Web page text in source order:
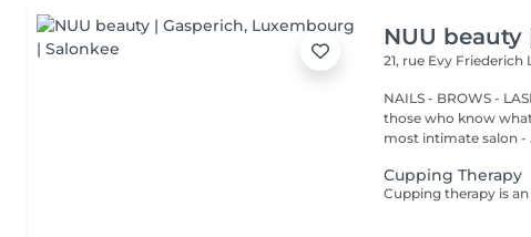
NUU beauty
21, rue Evy Friederich
NAILS - BROWS -
those who know
most intimate salon -
Cupping Therapy